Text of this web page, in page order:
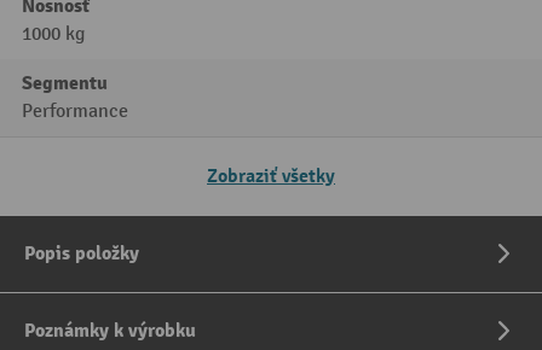
Nosnosť
1000 kg
Segmentu
Performance
Zobraziť všetky
Popis položky
Poznámky k výrobku